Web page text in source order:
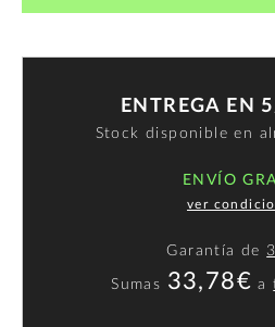
ENTREGA EN
Stock disponible en
ENVÍO
ver
Garantía de
Sumas 33,78€ a